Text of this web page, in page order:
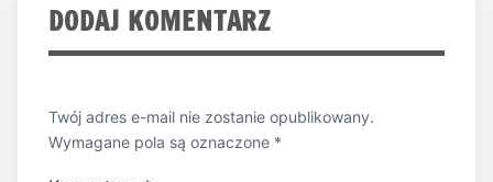
DODAJ KOMENTARZ
Twój adres e-mail nie zostanie opublikowany.
Wymagane pola są oznaczone *